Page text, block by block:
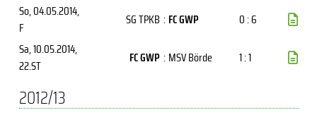
So, 04.05.2014,
F
SG TPKB : FC GWP
0 : 6
Sa, 10.05.2014,
22.ST
FC GWP : MSV Börde 1 : 1
2012/13